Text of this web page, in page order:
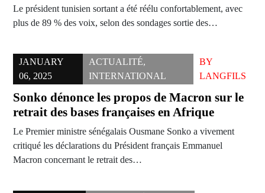
Le président tunisien sortant a été réélu confortablement, avec
plus de 89 % des voix, selon des sondages sortie des…
JANUARY
06, 2025
ACTUALITÉ,
INTERNATIONAL
BY
LANGFILS
Sonko dénonce les propos de Macron sur le
retrait des bases françaises en Afrique
Le Premier ministre sénégalais Ousmane Sonko a vivement
critiqué les déclarations du Président français Emmanuel
Macron concernant le retrait des…